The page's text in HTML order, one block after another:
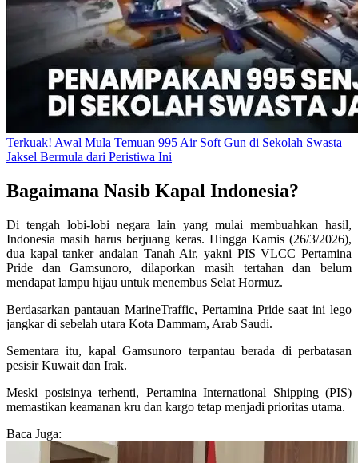
Terkuak! Awal Mula Temuan 995 Air Soft Gun di Sekolah Swasta
Jaksel Bermula dari Peristiwa Ini
Bagaimana Nasib Kapal Indonesia?
Di tengah lobi-lobi negara lain yang mulai membuahkan hasil,
Indonesia masih harus berjuang keras. Hingga Kamis (26/3/2026),
dua kapal tanker andalan Tanah Air, yakni PIS VLCC Pertamina
Pride dan Gamsunoro, dilaporkan masih tertahan dan belum
mendapat lampu hijau untuk menembus Selat Hormuz.
Berdasarkan pantauan MarineTraffic, Pertamina Pride saat ini lego
jangkar di sebelah utara Kota Dammam, Arab Saudi.
Sementara itu, kapal Gamsunoro terpantau berada di perbatasan
pesisir Kuwait dan Irak.
Meski posisinya terhenti, Pertamina International Shipping (PIS)
memastikan keamanan kru dan kargo tetap menjadi prioritas utama.
Baca Juga: